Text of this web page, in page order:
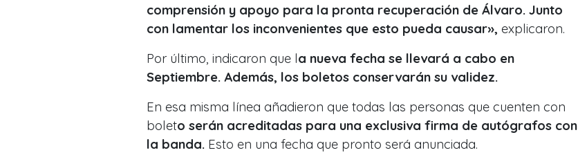
comprensión y apoyo para la pronta recuperación de Álvaro. Junto
con lamentar los inconvenientes que esto pueda causar», explicaron.
Por último, indicaron que la nueva fecha se llevará a cabo en
Septiembre. Además, los boletos conservarán su validez.
En esa misma línea añadieron que todas las personas que cuenten con
boleto serán acreditadas para una exclusiva firma de autógrafos con
la banda. Esto en una fecha que pronto será anunciada.